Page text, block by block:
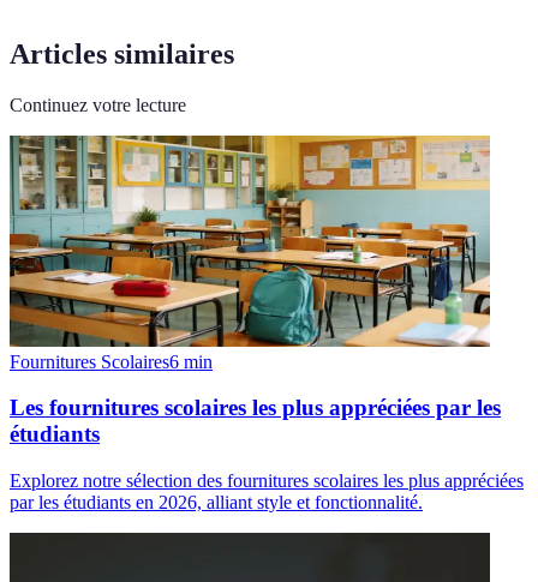
Articles similaires
Continuez votre lecture
Fournitures Scolaires6 min
Les fournitures scolaires les plus appréciées par les
étudiants
Explorez notre sélection des fournitures scolaires les plus appréciées
par les étudiants en 2026, alliant style et fonctionnalité.